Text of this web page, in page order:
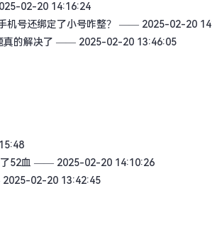
02-20 14:16:24
机号还绑定了小号咋整？
—— 2025-02-20
真的解决了 —— 2025-02-20 13:46:05
52血 —— 2025-02-20 14:10:26
02-20 13:42:45